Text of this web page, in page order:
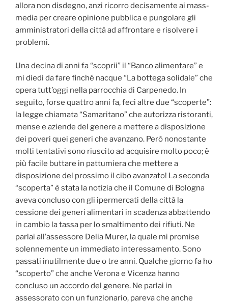
allora non disdegno, anzi ricorro decisamente ai mass-
media per creare opinione pubblica e pungolare gli
amministratori della città ad affrontare e risolvere i
problemi.
Una decina di anni fa “scoprii” il “Banco alimentare” e
mi diedi da fare finché nacque “La bottega solidale” che
opera tutt’oggi nella parrocchia di Carpenedo. In
seguito, forse quattro anni fa, feci altre due “scoperte”:
la legge chiamata “Samaritano” che autorizza ristoranti,
mense e aziende del genere a mettere a disposizione
dei poveri quei generi che avanzano. Però nonostante
molti tentativi sono riuscito ad acquisire molto poco; è
più facile buttare in pattumiera che mettere a
disposizione del prossimo il cibo avanzato! La seconda
“scoperta” è stata la notizia che il Comune di Bologna
aveva concluso con gli ipermercati della città la
cessione dei generi alimentari in scadenza abbattendo
in cambio la tassa per lo smaltimento dei rifiuti. Ne
parlai all’assessore Delia Murer, la quale mi promise
solennemente un immediato interessamento. Sono
passati inutilmente due o tre anni. Qualche giorno fa ho
“scoperto” che anche Verona e Vicenza hanno
concluso un accordo del genere. Ne parlai in
assessorato con un funzionario, pareva che anche